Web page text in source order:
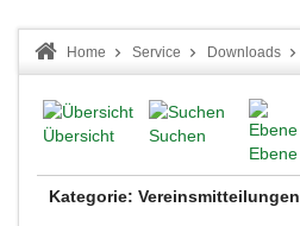
Home Service Downloads
Übersicht
Suchen
Ebene
Kategorie: Vereinsmitteilungen